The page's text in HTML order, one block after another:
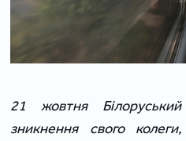
21 жовтня
зникнення свого колеги,